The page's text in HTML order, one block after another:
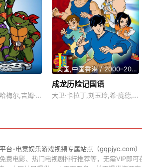
苏珊·布卢,杰斯·哈梅尔,吉姆·卡明斯,凯姆·克拉克,罗伯·鲍森,邦坡尔·罗宾逊,彼特·库伦,詹妮弗·达林,特蕾丝·麦克尼尔,詹姆斯·埃弗里,杰克·安杰尔,帕特·弗雷利,道林·海伍德,Michael·Gough,彼得·雷纳迪,托尼·杰,哈弥尔顿·坎普,汤森·科尔曼,Roxanne·Beckford,Patric·Zimmerman,麦琪·罗丝威尔,巴里·戈登,琼恩·盖伯,Renae·Jacobs,邓常兰
美国,中国香港 / 2000–2005
成龙历险记国语
大卫·卡拉丁,刘玉玲,希·庞德,成龙,克兰西·布朗,武井乔治,迪·布拉雷·贝克尔,朗·普尔曼,弗兰克·维尔克,莫里斯·拉马奇,苏珊·布卢,约翰·迪·马吉欧,梅·惠特曼,迈克尔·艾恩塞德,朱利安·山德斯,托马斯·戴克,卡洛斯·阿拉斯拉奇,杰夫·贝内特,格雷格·埃利斯,凯特·希金斯,米盖尔·弗尔,大卫·卡耶,尼古拉斯·格斯特,吴汉章,皮特·杰森,艾米·希尔,吉姆·卡明斯,比利·维斯特,查尔斯·肖内西,罗伯·鲍森,比尔·法格巴克,马丁·贾维斯,Maile Flanagan,夏野萨博,布赖恩·道尔,迈克尔·罗森巴
台-电竞娱乐游戏视频专属站点（gqpjyc.com）
电影、热门电视剧排行推荐等，无需VIP即可